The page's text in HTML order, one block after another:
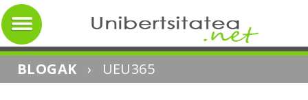
BLOGAK › UEU365